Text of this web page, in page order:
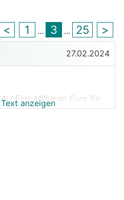
< 1 ... 3 ... 25 >
27.02.2024
Eine Milliarde Euro für
anzeigen